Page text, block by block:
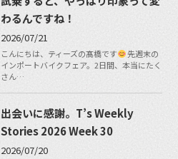
わるんですね！
2026/07/21
こんにちは、ティーズの髙橋です
先週末の
インポートバイクフェア。2日間、本当にたく
さん…
出会いに感謝。T’s Weekly
Stories 2026 Week 30
2026/07/20